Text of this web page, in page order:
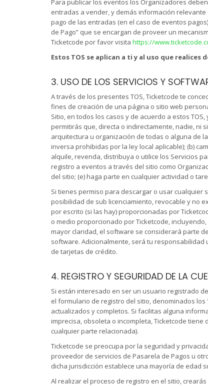
Para publicar los eventos los Organizadores
entradas a vender, y demás información
pago de las entradas (en el caso de eventos
de Pago” que se encargan de proveer un
Ticketcode por favor visita https://
Estos TOS se aplican a ti y al uso que
3. USO DE LOS SERVICIOS Y
A través de los presentes TOS, Ticketcode te
fines de creación de una página o sitio web
Sitio, en todos los casos y de acuerdo a estos
permitirás que, directa o indirectamente, nadie, ni
arquitectura u organización de todas o alguna de
inversa prohibidas por la ley local aplicable); (b)
alquile, revenda, distribuya o utilice los Servicios
registro a eventos a través del sitio como
del sitio; (e) haga parte en cualquier actividad o
Si tienes permiso para descargar o usar cualquier
posibilidad de sub licenciamiento, revocable y no
por escrito (si las hay) proporcionadas por
o medio proporcionado por Ticketcode,
mayor claridad, el software se considerará parte
software. Adicionalmente, será tu
de tarjetas de crédito.
4. REGISTRO Y SEGURIDAD DE LA
Si están interesado en ser un usuario registrado
el formulario de registro del sitio, denominados
actualizados y completos. Si facilitas alguna
imprecisa, obsoleta o incompleta, Ticketcode
cualquier parte relacionada).
Ticketcode se preocupa por la seguridad y
proveedor de servicios de Pasarela de Pagos u
dicha jurisdicción establece una mayoría de edad
Al realizar el proceso de registro en el sitio,